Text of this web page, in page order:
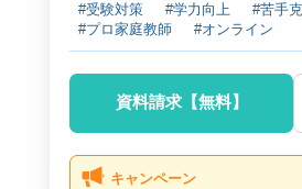
#受験対策 #学力向上 #苦手
#プロ家庭教師
#オンライン
資料請求【無料】
キャンペーン